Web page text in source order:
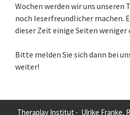
Wochen werden wir uns unseren
noch leserfreundlicher machen.
dieser Zeit einige Seiten
Bitte melden Sie sich dann bei
weiter!
Theraplay Institut - Ulrike Franke,